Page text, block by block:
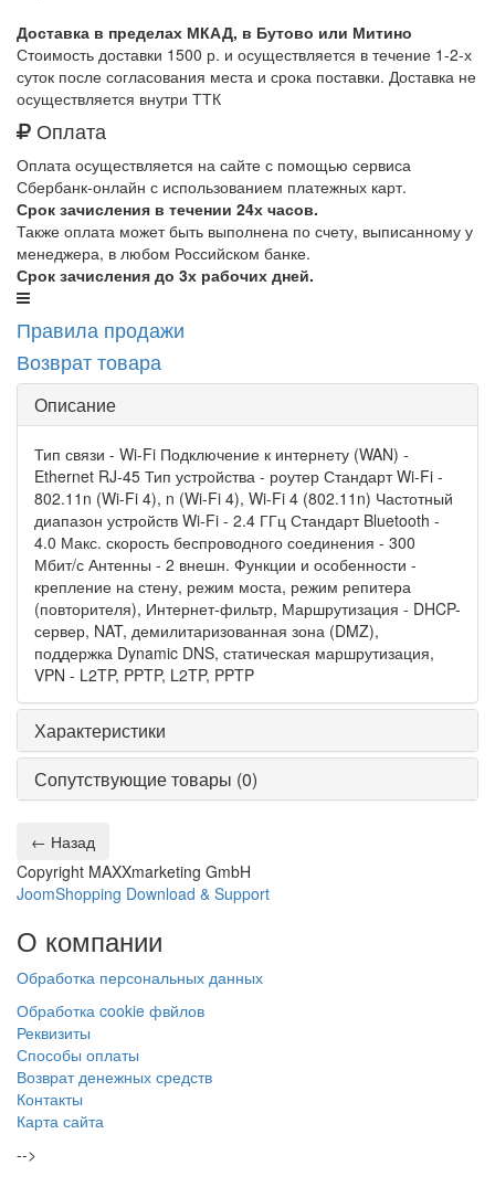
Доставка в пределах МКАД, в Бутово или Митино
Стоимость доставки 1500 р. и осуществляется в течение 1-2-х
суток после согласования места и срока поставки. Доставка не
осуществляется внутри ТТК
Оплата
Оплата осуществляется на сайте с помощью сервиса
Сбербанк-онлайн с использованием платежных карт.
Срок зачисления в течении 24х часов.
Также оплата может быть выполнена по счету, выписанному у
менеджера, в любом Российском банке.
Срок зачисления до 3х рабочих дней.
Правила продажи
Возврат товара
Описание
Тип связи - Wi-Fi Подключение к интернету (WAN) -
Ethernet RJ-45 Тип устройства - роутер Стандарт Wi-Fi -
802.11n (Wi-Fi 4), n (Wi-Fi 4), Wi-Fi 4 (802.11n) Частотный
диапазон устройств Wi-Fi - 2.4 ГГц Стандарт Bluetooth -
4.0 Макс. скорость беспроводного соединения - 300
Мбит/с Антенны - 2 внешн. Функции и особенности -
крепление на стену, режим моста, режим репитера
(повторителя), Интернет-фильтр, Маршрутизация - DHCP-
сервер, NAT, демилитаризованная зона (DMZ),
поддержка Dynamic DNS, статическая маршрутизация,
VPN - L2TP, PPTP, L2TP, PPTP
Характеристики
Сопутствующие товары (0)
Copyright MAXXmarketing GmbH
JoomShopping Download & Support
О компании
Обработка персональных данных
Обработка cookie фвйлов
Реквизиты
Способы оплаты
Возврат денежных средств
Контакты
Карта сайта
-->